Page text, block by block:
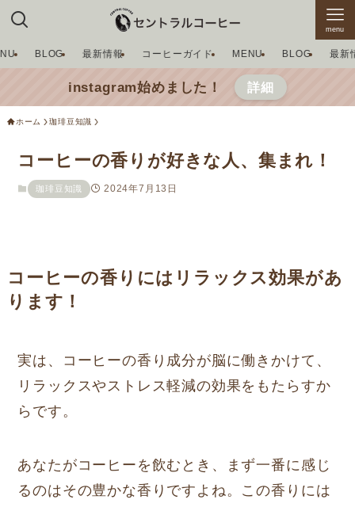
menu
BLOG 最新情報 コーヒーガイド MENU BLOG 最新
instagram始めました！ 詳細
ホーム 珈琲豆知識
コーヒーの香りが好きな人、集まれ！
珈琲豆知識 2024年7月13日
コーヒーの香りにはリラックス効果があ
ります！
実は、コーヒーの香り成分が脳に働きかけて、
リラックスやストレス軽減の効果をもたらすか
らです。
あなたがコーヒーを飲むとき、まず一番に感じ
るのはその豊かな香りですよね。この香りには